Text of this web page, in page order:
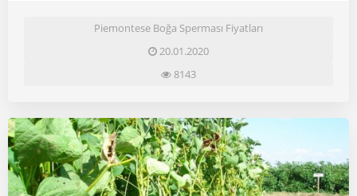
Piemontese Boğa Sperması Fiyatları
20.01.2020
8143